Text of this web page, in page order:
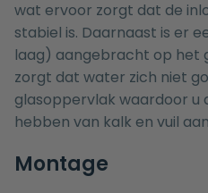
wat ervoor zorgt dat de
stabiel is. Daarnaast is er
laag) aangebracht op het
zorgt dat water zich niet
glasoppervlak waardoor u
hebben van kalk en vuil
Montage